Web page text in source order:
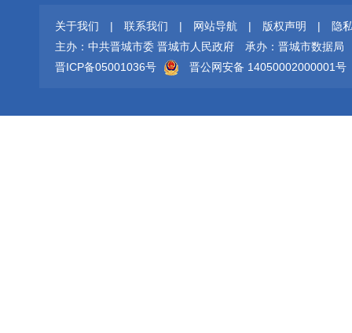
关于我们 | 联系我们 | 网站导航 | 版权声明 |
隐
主办：中共晋城市委 晋城市人民政府
承办：晋城市数据局
晋ICP备05001036号
晋公网安备 14050002000001号